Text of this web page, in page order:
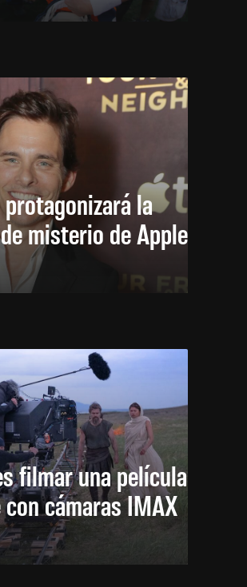
la
misterio de Apple
filmar una película
cámaras IMAX